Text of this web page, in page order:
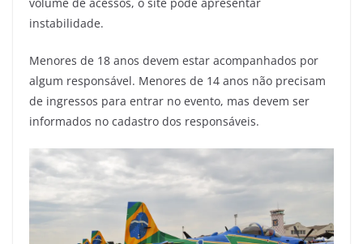
instabilidade.
Menores de 18 anos devem estar acompanhados por
algum responsável. Menores de 14 anos não precisam
de ingressos para entrar no evento, mas devem ser
informados no cadastro dos responsáveis.